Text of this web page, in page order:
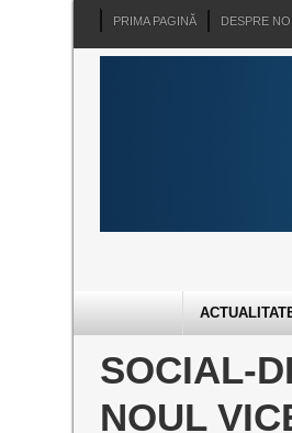
PRIMA PAGINĂ DESPRE NOI
SOCIAL-
NOUL